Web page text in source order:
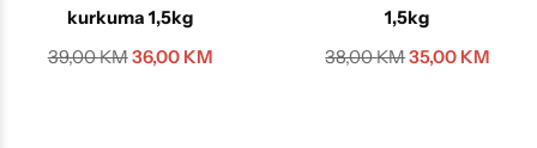
kurkuma 1,5kg
39,00KM36,00 KM
1,5kg
38,00KM35,00 KM